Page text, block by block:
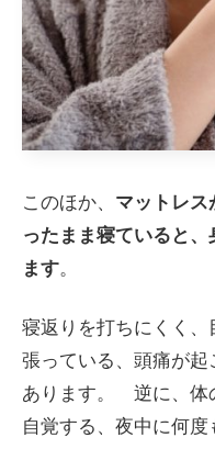
このほか、 マットレス
ったまま寝ていると
ます。
寝返りを打ちにくく
張っている、頭痛が
あります。 逆に、体
自覚する、夜中に何度